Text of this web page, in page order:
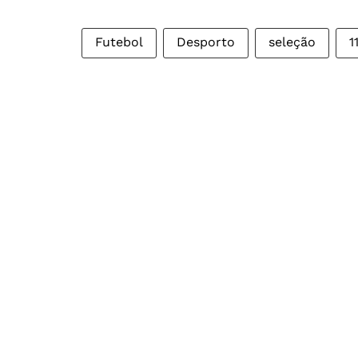
Futebol Desporto seleção